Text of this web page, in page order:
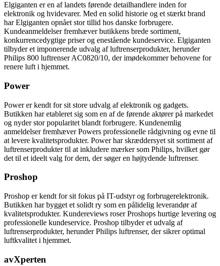
Elgiganten er en af landets førende detailhandlere inden for
elektronik og hvidevarer. Med en solid historie og et stærkt brand
har Elgiganten opnået stor tillid hos danske forbrugere.
Kundeanmeldelser fremhæver butikkens brede sortiment,
konkurrencedygtige priser og enestående kundeservice. Elgiganten
tilbyder et imponerende udvalg af luftrenserprodukter, herunder
Philips 800 luftrenser AC0820/10, der imødekommer behovene for
renere luft i hjemmet.
Power
Power er kendt for sit store udvalg af elektronik og gadgets.
Butikken har etableret sig som en af de førende aktører på markedet
og nyder stor popularitet blandt forbrugere. Kundenemlig
anmeldelser fremhæver Powers professionelle rådgivning og evne til
at levere kvalitetsprodukter. Power har skræddersyet sit sortiment af
luftrenserprodukter til at inkludere mærker som Philips, hvilket gør
det til et ideelt valg for dem, der søger en højtydende luftrenser.
Proshop
Proshop er kendt for sit fokus på IT-udstyr og forbrugerelektronik.
Butikken har bygget et solidt ry som en pålidelig leverandør af
kvalitetsprodukter. Kundereviews roser Proshops hurtige levering og
professionelle kundeservice. Proshop tilbyder et udvalg af
luftrenserprodukter, herunder Philips luftrenser, der sikrer optimal
luftkvalitet i hjemmet.
avXperten